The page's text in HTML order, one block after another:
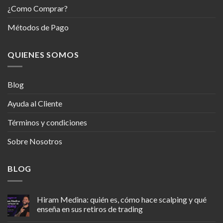
¿Como Comprar?
Métodos de Pago
QUIENES SOMOS
Blog
Ayuda al Cliente
Términos y condiciones
Sobre Nosotros
BLOG
Hiram Medina: quién es, cómo hace scalping y qué
enseña en sus retiros de trading